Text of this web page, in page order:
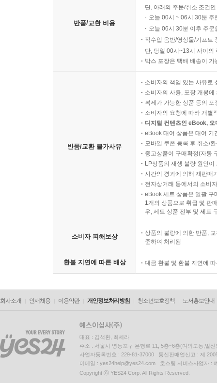
반품/교환 비용
단, 아래의 주문/취소 조건
오늘 00시 ~ 06시 30분
오늘 06시 30분 이후 주
직수입 음반/영상물/기프트
단, 당일 00시~13시 사이의
박스 포장은 택배 배송이
반품/교환 불가사유
소비자의 책임 있는 사유로
소비자의 사용, 포장 개봉
복제가 가능한 상품 등의
소비자의 요청에 따라 개별
디지털 컨텐츠인 eBook,
eBook 대여 상품은 대여 기
모바일 쿠폰 등록 후 취소/
중고상품이 구매확정(자동
LP상품의 재생 불량 원인
시간의 경과에 의해 재판매
전자상거래 등에서의 소비
eBook 세트 상품은 일괄 구
1개의 상품으로 취급 및 판
우, 세트 상품 전부 및 세트
소비자 피해보상
상품의 불량에 의한 반품,
준하여 처리됨
환불 지연에 따른 배상 대금 환불 및 환불 지연에
회사소개 인재채용 이용약관 개인정보처리방침 청소년보호정책 도서홍보안내
대표 : 김석환, 최세라
주소 : 서울시 영등포구 은행로 11, 5층~6층(여의도동,일신
사업자등록번호 : 229-81-37000 통신판매업신고 : 제
이메일 : yes24help@yes24.com 호스팅 서비스사업자 :
Copyright ⓒ YES24 Corp. All Rights Reserved.